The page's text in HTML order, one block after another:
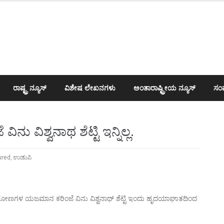
ರಾಷ್ಟ್ರ ನ್ಯೂಸ್ ವಿಶೇಷ ಲೇಖನಗಳು ಅಂತಾರಾಷ್ಟ್ರೀಯ ನ್ಯೂಸ್
ವಿಶ್ವನಾಥ ಶೆಟ್ಟಿ ಇನ್ನಿಲ್ಲ.
,ಉಡುಪಿ
ಯಜಮಾನ ಕರಿಂಜೆ ವಿನು ವಿಶ್ವನಾಥ್ ಶೆಟ್ಟಿ ಇಂದು ಹೃದಯಾಘಾತದಿಂದ